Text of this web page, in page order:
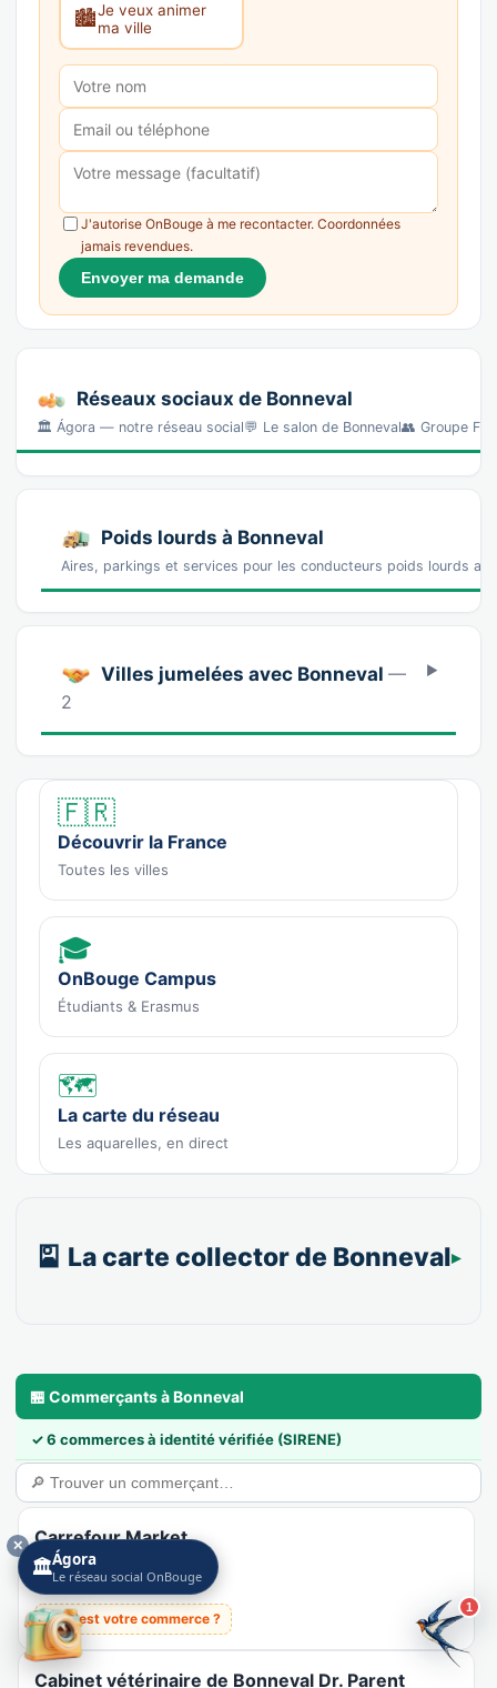
1
🏙️Je veux animer
ma ville
J'autorise OnBouge à me recontacter. Coordonnées
jamais revendues.
Envoyer ma demande
Réseaux sociaux de Bonneval
🏛️ Ágora — notre réseau social💬 Le salon de Bonneval👥 Groupe
Poids lourds à Bonneval
Aires, parkings et services pour les conducteurs poids lourds
Villes jumelées avec Bonneval —
2
🇫🇷
Découvrir la France
Toutes les villes
🎓
OnBouge Campus
Étudiants & Erasmus
🗺️
La carte du réseau
Les aquarelles, en direct
🎴 La carte collector de Bonneval
🏪 Commerçants à Bonneval
✓ 6 commerces à identité vérifiée (SIRENE)
Carrefour Market
Recensé · non-membre
Station-service
👉 C'est votre commerce ?
Cabinet vétérinaire de Bonneval Dr. Parent
🏛️Ágora
Le réseau social OnBouge
✕